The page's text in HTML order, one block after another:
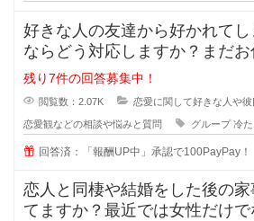
好きな人の友達から好かれて
ならどう対応しますか？まだ
階で、2人だとまだぎこちない
残り7件の回答募集中！
閲覧数：2.07K 恋愛に関して好きな人や
恋愛観などの相談や悩みと質問 グループ 冷
回答済：「報酬UP中」承認で100PayPay！
恋人と同棲や結婚をした後の
てますか？最近では女性だけ